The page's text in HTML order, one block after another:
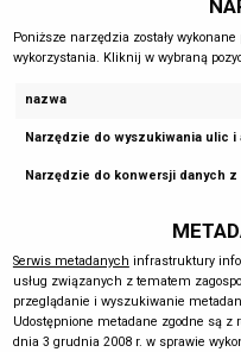
Poniższe narzędzia zostały
wykorzystania. Kliknij w wybraną
nazwa
Narzędzie do wyszukiwania ulic i
Narzędzie do konwersji danych z
Serwis metadanych infrastruktury
usług związanych z tematem
przeglądanie i wyszukiwanie
Udostępnione metadane zgodne są z
dnia 3 grudnia 2008 r. w sprawie